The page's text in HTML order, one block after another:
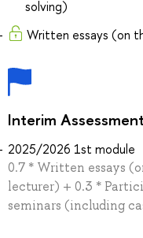
solving)
Written essays (on
Interim Assessment
2025/2026 1st module
0.7 * Written essays
lecturer) + 0.3 *
seminars (including